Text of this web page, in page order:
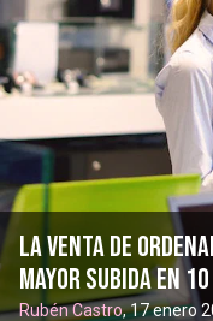
La venta de
mayor subida en
Rubén Castro, 17 enero